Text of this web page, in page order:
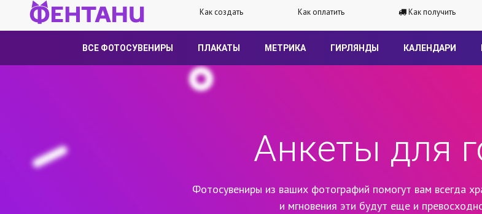
Как создать Как оплатить Как получить
ВСЕ ФОТОСУВЕНИРЫ ПЛАКАТЫ МЕТРИКА ГИРЛЯНДЫ КАЛЕНДАРИ
Анкеты для
Фотосувениры из ваших фотографий помогут вам всегда
и мгновения эти будут еще и